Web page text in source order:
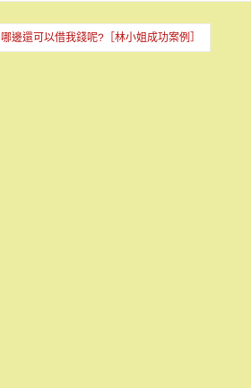
邊還可以借我錢呢?［林小姐成功案例］